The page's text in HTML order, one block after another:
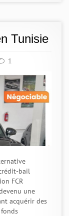
Tunisie
1
bail
FCR
une
acquérir des